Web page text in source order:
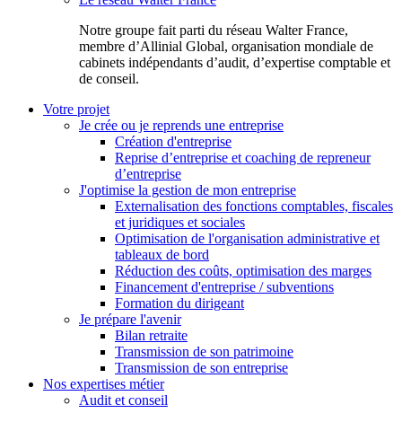
Notr​e groupe fait parti du réseau Walter France,
membre d’Allinial Global, organisation mondiale de
cabinets indépendants d’audit, d’expertise comptable et
de conseil.
Votre projet
Je crée ou je reprends une entreprise
Création d'entreprise
Reprise d’entreprise et coaching de repreneur
d’entreprise
J'optimise la gestion de mon entreprise
Externalisation des fonctions comptables, fiscales
et juridiques et sociales
Optimisation de l'organisation administrative et
tableaux de bord
Réduction des coûts, optimisation des marges
Financement d'entreprise / subventions
Formation du dirigeant
Je prépare l'avenir
Bilan retraite
Transmission de son patrimoine
Transmission de son entreprise
Nos expertises métier
Audit et conseil